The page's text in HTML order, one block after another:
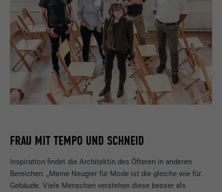
FRAU MIT TEMPO UND SCHNEID
Inspiration findet die Architektin des Öfteren in anderen
Bereichen. „Meine Neugier für Mode ist die gleiche wie für
Gebäude. Viele Menschen verstehen diese besser als